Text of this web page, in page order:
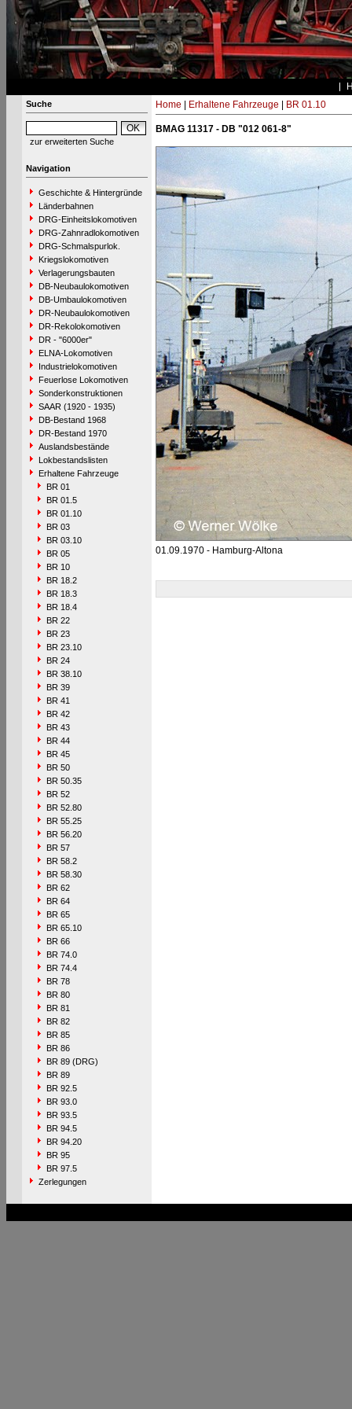
Suche
zur erweiterten Suche
Navigation
Geschichte & Hintergründe
Länderbahnen
DRG-Einheitslokomotiven
DRG-Zahnradlokomotiven
DRG-Schmalspurlok.
Kriegslokomotiven
Verlagerungsbauten
DB-Neubaulokomotiven
DB-Umbaulokomotiven
DR-Neubaulokomotiven
DR-Rekolokomotiven
DR - "6000er"
ELNA-Lokomotiven
Industrielokomotiven
Feuerlose Lokomotiven
Sonderkonstruktionen
SAAR (1920 - 1935)
DB-Bestand 1968
DR-Bestand 1970
Auslandsbestände
Lokbestandslisten
Erhaltene Fahrzeuge
BR 01
BR 01.5
BR 01.10
BR 03
BR 03.10
BR 05
BR 10
BR 18.2
BR 18.3
BR 18.4
BR 22
BR 23
BR 23.10
BR 24
BR 38.10
BR 39
BR 41
BR 42
BR 43
BR 44
BR 45
BR 50
BR 50.35
BR 52
BR 52.80
BR 55.25
BR 56.20
BR 57
BR 58.2
BR 58.30
BR 62
BR 64
BR 65
BR 65.10
BR 66
BR 74.0
BR 74.4
BR 78
BR 80
BR 81
BR 82
BR 85
BR 86
BR 89 (DRG)
BR 89
BR 92.5
BR 93.0
BR 93.5
BR 94.5
BR 94.20
BR 95
BR 97.5
Zerlegungen
Home Erhaltene Fahrzeuge BR 01.10
BMAG 11317 - DB "012 061-8"
01.09.1970 - Hamburg-Altona